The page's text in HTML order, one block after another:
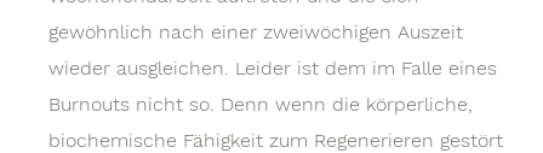
gewöhnlich nach einer zweiwöchigen Auszeit
wieder ausgleichen. Leider ist dem im Falle eines
Burnouts nicht so. Denn wenn die körperliche,
biochemische Fähigkeit zum Regenerieren gestört